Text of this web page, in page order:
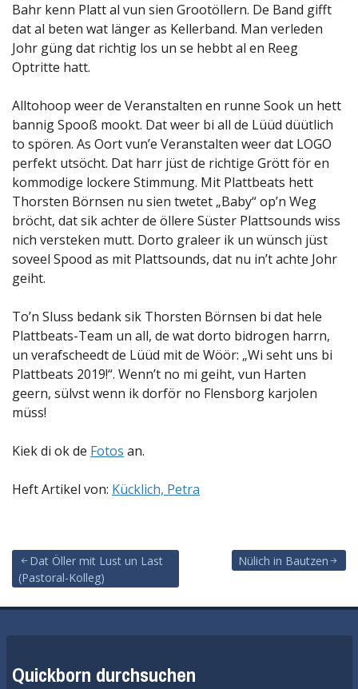
Bahr kenn Platt al vun sien Grootöllern. De Band gifft
dat al beten wat länger as Kellerband. Man verleden
Johr güng dat richtig los un se hebbt al en Reeg
Optritte hatt.
Alltohoop weer de Veranstalten en runne Sook un hett
bannig Spooß mookt. Dat weer bi all de Lüüd düütlich
to spören. As Oort vun’e Veranstalten weer dat LOGO
perfekt utsöcht. Dat harr jüst de richtige Grött för en
kommodige lockere Stimmung. Mit Plattbeats hett
Thorsten Börnsen nu sien twetet „Baby“ op’n Weg
bröcht, dat sik achter de öllere Süster Plattsounds wiss
nich versteken mutt. Dorto graleer ik un wünsch jüst
soveel Spood as mit Plattsounds, dat nu in’t achte Johr
geiht.
To’n Sluss bedank sik Thorsten Börnsen bi dat hele
Plattbeats-Team un all, de wat dorto bidrogen harrn,
un verafscheedt de Lüüd mit de Wöör: „Wi seht uns bi
Plattbeats 2019!“. Wenn’t no mi geiht, vun Harten
geern, sülvst wenn ik dorför no Flensborg karjolen
müss!
Kiek di ok de Fotos an.
Heft Artikel von: Kücklich, Petra
Beitragsnavigation
Dat Öller mit Lust un Last
(Pastoral-Kolleg)
Nülich in Bautzen
Quickborn durchsuchen